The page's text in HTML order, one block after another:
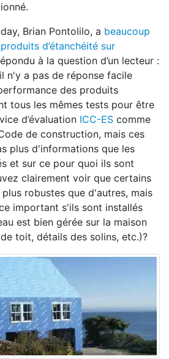
Brian Pontolilo, a beaucoup
d’étanchéité sur
à la question d’un lecteur :
n'y a pas de réponse facile
des produits
tous les mêmes tests pour être
d’évaluation ICC-ES comme
de construction, mais ces
plus d'informations que les
et sur ce pour quoi ils sont
clairement voir que certains
robustes que d'autres, mais
important s'ils sont installés
est bien gérée sur la maison
toit, détails des solins, etc.)?